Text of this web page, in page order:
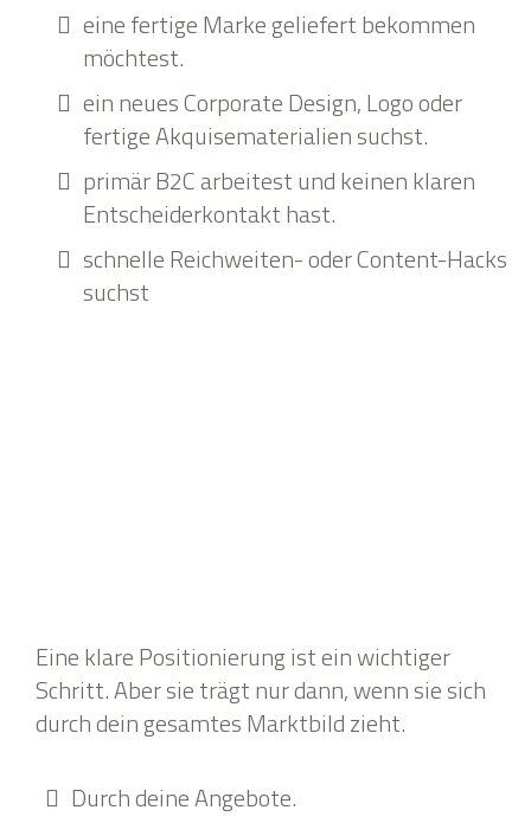
eine fertige Marke geliefert bekommen
möchtest.
ein neues Corporate Design, Logo oder
fertige Akquisematerialien suchst.
primär B2C arbeitest und keinen klaren
Entscheiderkontakt hast.
schnelle Reichweiten- oder Content-Hacks
suchst
Eine klare Positionierung ist ein wichtiger
Schritt. Aber sie trägt nur dann, wenn sie sich
durch dein gesamtes Marktbild zieht.
Durch deine Angebote.